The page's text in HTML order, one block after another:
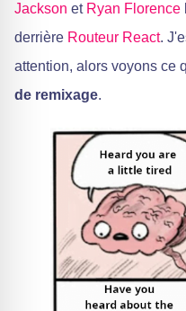
Jackson et Ryan Florence
derrière Routeur React.
attention, alors voyons ce
de remixage.